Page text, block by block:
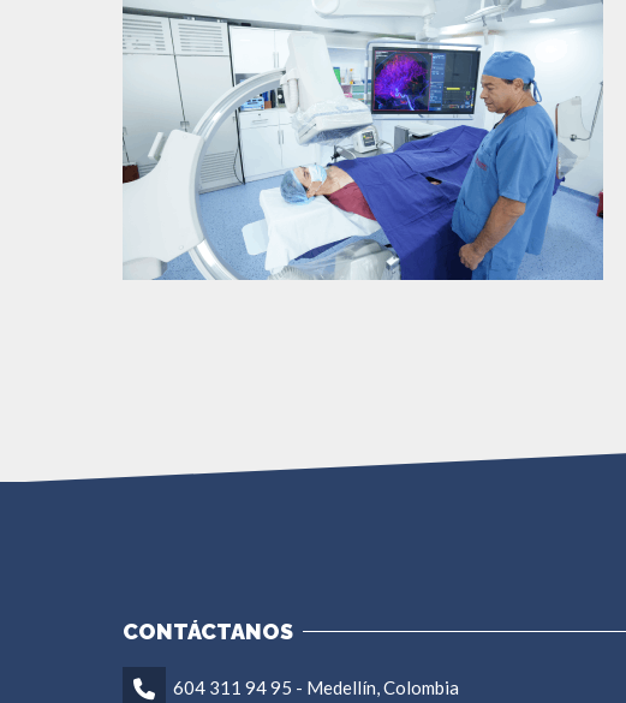
CONTÁCTANOS
604 311 94 95 - Medellín, Colombia